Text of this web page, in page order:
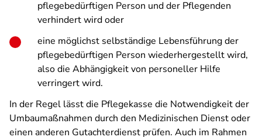
pflegebedürftigen Person und der Pflegenden
verhindert wird oder
eine möglichst selbständige Lebensführung der
pflegebedürftigen Person wiederhergestellt wird,
also die Abhängigkeit von personeller Hilfe
verringert wird.
In der Regel lässt die Pflegekasse die Notwendigkeit der
Umbaumaßnahmen durch den Medizinischen Dienst oder
einen anderen Gutachterdienst prüfen. Auch im Rahmen